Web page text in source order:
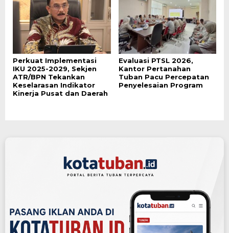
Perkuat Implementasi
IKU 2025-2029, Sekjen
ATR/BPN Tekankan
Keselarasan Indikator
Kinerja Pusat dan Daerah
Evaluasi PTSL 2026,
Kantor Pertanahan
Tuban Pacu Percepatan
Penyelesaian Program